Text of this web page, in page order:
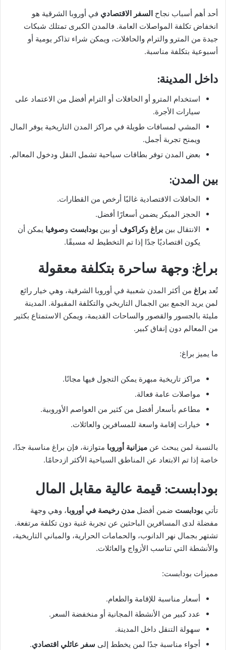
أحد أهم أسباب نجاح السفر الاقتصادي في أوروبا الشرقية هو
انخفاض تكلفة المواصلات العامة. فالمدن الكبرى تمتلك شبكات
جيدة من المترو والترام والحافلات، ويمكن شراء تذاكر يومية أو
أسبوعية بتكلفة مناسبة.
داخل المدينة:
استخدام المترو أو الحافلات أو الترام أفضل من الاعتماد على
سيارات الأجرة.
المشي لمسافات طويلة في مراكز المدن التاريخية يوفر المال
ويمنح تجربة أجمل.
بعض المدن توفر بطاقات سياحية تشمل النقل ودخول المعالم.
بين المدن:
الحافلات الاقتصادية غالبًا أرخص من القطارات.
الحجز المبكر يضمن أسعارًا أفضل.
الانتقال بين براغ وكراكوف أو بين بودابست وصوفيا يمكن أن
يكون اقتصاديًا جدًا إذا تم التخطيط له مسبقًا.
براغ: وجهة ساحرة بتكلفة معقولة
تُعد براغ من أكثر المدن شعبية في أوروبا الشرقية، وهي خيار رائع
لمن يريد الجمع بين الجمال التاريخي والتكلفة المقبولة. المدينة
مليئة بالجسور والقصور والساحات القديمة، ويمكن الاستمتاع بكثير
من المعالم دون إنفاق كبير.
ما يميز براغ:
مراكز تاريخية مبهرة يمكن التجول فيها مجانًا.
مواصلات عامة فعالة.
مطاعم بأسعار أفضل من كثير من العواصم الأوروبية.
خيارات إقامة واسعة للمسافرين والعائلات.
بالنسبة لمن يبحث عن ميزانية أوروبا متوازنة، فإن براغ مناسبة جدًا،
خاصة إذا تم الابتعاد عن المناطق السياحية الأكثر ازدحامًا.
بودابست: قيمة عالية مقابل المال
تأتي بودابست ضمن أفضل مدن رخيصة في أوروبا، وهي وجهة
مفضلة لدى المسافرين الباحثين عن تجربة غنية دون تكلفة مرتفعة.
تشتهر بجمال نهر الدانوب، والحمامات الحرارية، والمباني التاريخية،
والأنشطة التي تناسب الأزواج والعائلات.
مميزات بودابست:
أسعار مناسبة للإقامة والطعام.
عدد كبير من الأنشطة المجانية أو منخفضة السعر.
سهولة التنقل داخل المدينة.
أجواء مناسبة جدًا لمن يخطط إلى سفر عائلي اقتصادي.